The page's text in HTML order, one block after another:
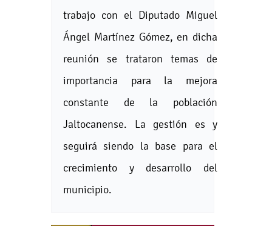
trabajo con el Diputado Miguel
Ángel Martínez Gómez, en dicha
reunión se trataron temas de
importancia para la mejora
constante de la población
Jaltocanense. La gestión es y
seguirá siendo la base para el
crecimiento y desarrollo del
municipio.